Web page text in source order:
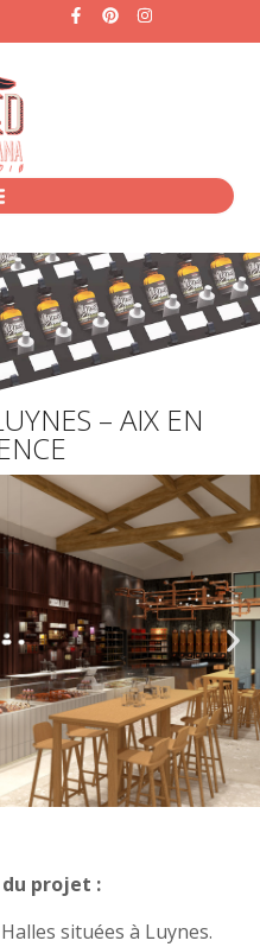
– AIX EN
projet :
situées à Luynes.